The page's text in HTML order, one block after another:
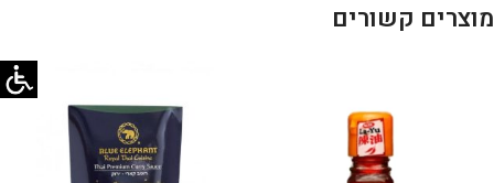
מוצרים קשורים